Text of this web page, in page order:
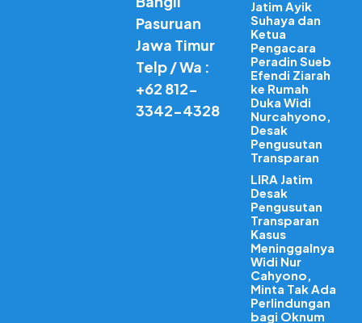
Pasuruan
Jawa Timur
Telp / Wa :
+62 812-
3342-4328
Jatim Ayik
Suhaya dan
Ketua
Pengacara
Peradin Sueb
Efendi Ziarah
ke Rumah
Duka Widi
Nurcahyono,
Desak
Pengusutan
Transparan
LIRA Jatim
Desak
Pengusutan
Transparan
Kasus
Meninggalnya
Widi Nur
Cahyono,
Minta Tak Ada
Perlindungan
bagi Oknum